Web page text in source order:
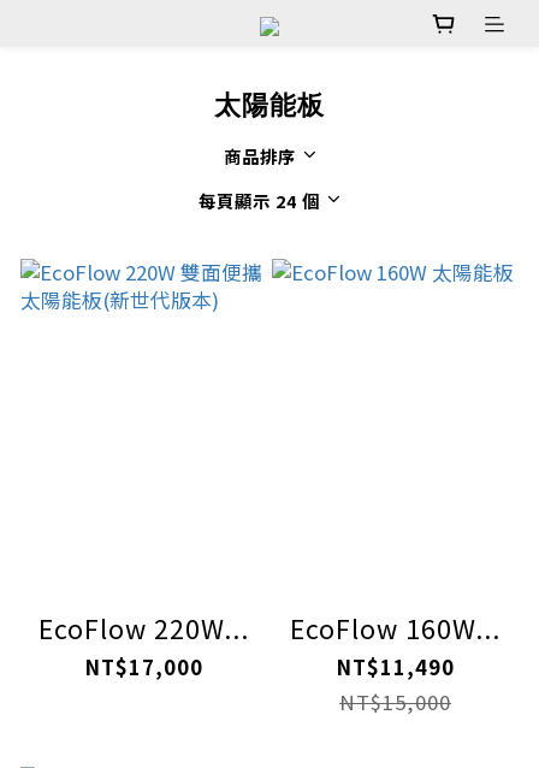
太陽能板
商品排序
每頁顯示 24 個
EcoFlow 220W...
NT$17,000
EcoFlow 160W...
NT$11,490
NT$15,000